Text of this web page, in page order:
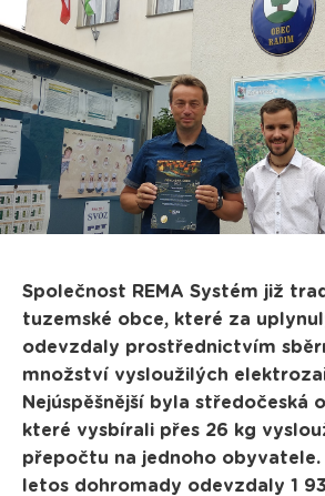
Společnost REMA Systém již
tuzemské obce, které za
odevzdaly prostřednictvím
množství vysloužilých
Nejúspěšnější byla středočeská
které vysbírali přes 26 kg
přepočtu na jednoho obyvatele.
letos dohromady odevzdaly 1